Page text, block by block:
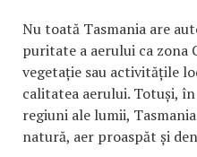
Nu toată Tasmania are
puritate a aerului ca zona
vegetație sau activitățile
calitatea aerului. Totuși,
regiuni ale lumii,
natură, aer proaspăt și